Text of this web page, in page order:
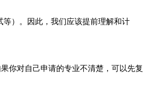
）。因此，我们应该提前理解和计
你对自己申请的专业不清楚，可以先复